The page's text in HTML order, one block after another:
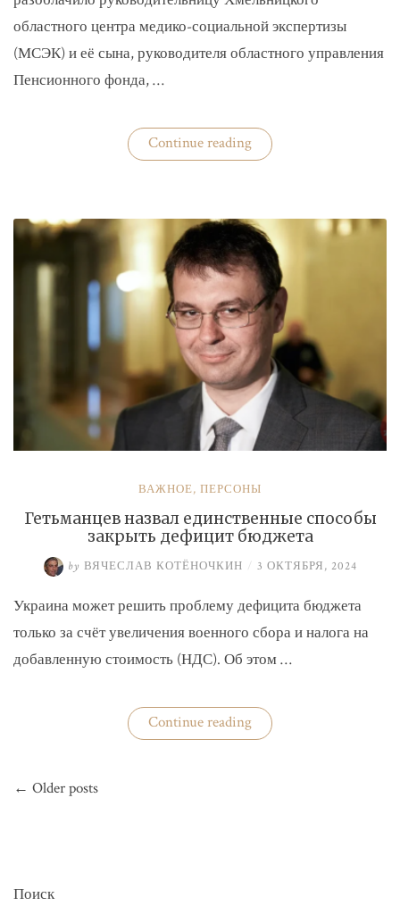
областного центра медико-социальной экспертизы
(МСЭК) и её сына, руководителя областного управления
Пенсионного фонда, …
Continue reading«В
Хмельницком
сын
зарабатывали
на
уклонистах»
ВАЖНОЕ, ПЕРСОНЫ
Гетьманцев назвал единственные способы
закрыть дефицит бюджета
by ВЯЧЕСЛАВ КОТЁНОЧКИН / 3 ОКТЯБРЯ, 2024
Украина может решить проблему дефицита бюджета
только за счёт увеличения военного сбора и налога на
добавленную стоимость (НДС). Об этом …
Continue reading«Гетьманцев
назвал
по
← Older posts
Поиск